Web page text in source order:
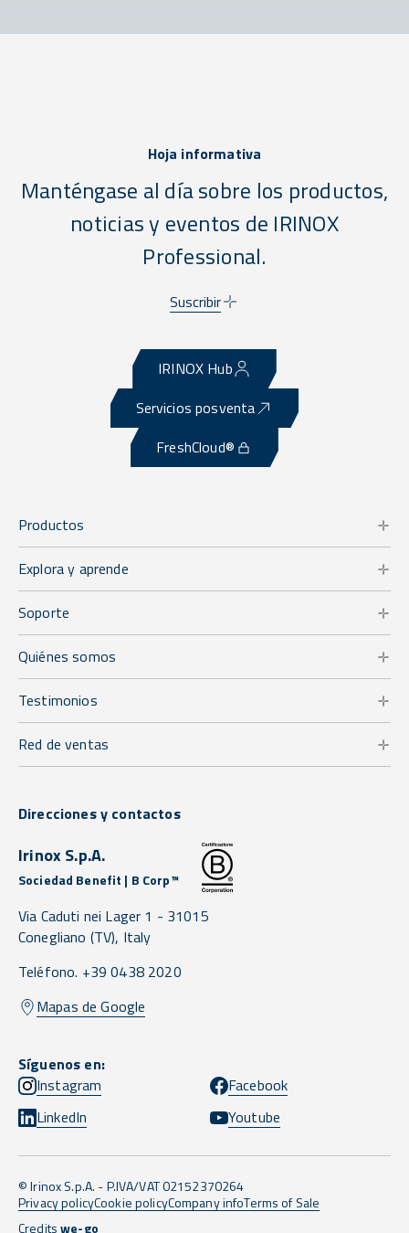
Hoja informativa
Manténgase al día sobre los productos,
noticias y eventos de IRINOX
Professional.
Suscribir
IRINOX Hub
Servicios posventa
FreshCloud®
Productos
Explora y aprende
Soporte
Quiénes somos
Testimonios
Red de ventas
Direcciones y contactos
Irinox S.p.A.
Sociedad Benefit | B Corp™
Via Caduti nei Lager 1 - 31015
Conegliano (TV), Italy
Teléfono. +39 0438 2020
Mapas de Google
Síguenos en:
Instagram
Facebook
LinkedIn
Youtube
© Irinox S.p.A. - P.IVA/VAT 02152370264
Privacy policyCookie policyCompany infoTerms of Sale
Creditswe-go